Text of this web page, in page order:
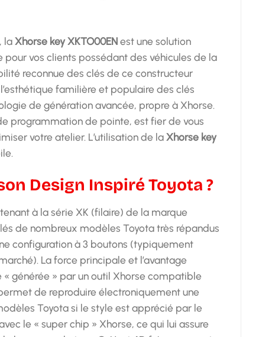
laXhorse key XKTO00ENest une solution
vos clients possédant des véhicules de la
reconnue des clés de ce constructeur
familière et populaire des clés
de génération avancée, propre à Xhorse.
programmation de pointe, est fier de vous
votre atelier. L’utilisation de laXhorse key
Design Inspiré Toyota ?
à la série XK (filaire) de la marque
de nombreux modèles Toyota très répandus
configuration à 3 boutons (typiquement
La force principale et l’avantage
générée » par un outil Xhorse compatible
de reproduire électroniquement une
Toyota si le style est apprécié par le
le « super chip » Xhorse, ce qui lui assure